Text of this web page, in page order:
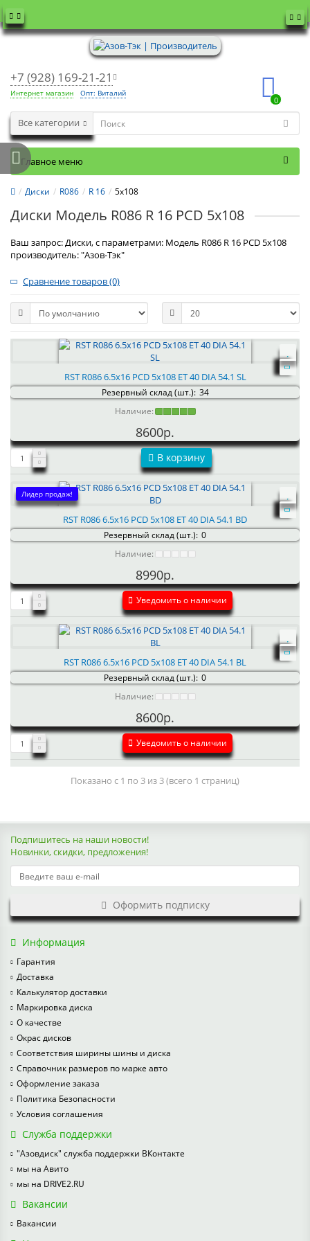
+7 (928) 169-21-21
Интернет магазин Опт: Виталий
0
Все категории
Главное меню
Диски R086 R 16 5x108
Диски Модель R086 R 16 PCD 5x108
Ваш запрос: Диски, с параметрами: Модель R086 R 16 PCD 5x108
производитель: "Азов-Тэк"
Сравнение товаров (0)
RST R086 6.5x16 PCD 5x108 ET 40 DIA 54.1 SL
Резервный склад (шт.): 34
Наличие:
8600р.
В корзину
Лидер продаж!
RST R086 6.5x16 PCD 5x108 ET 40 DIA 54.1 BD
Резервный склад (шт.): 0
Наличие:
8990р.
Уведомить о наличии
RST R086 6.5x16 PCD 5x108 ET 40 DIA 54.1 BL
Резервный склад (шт.): 0
Наличие:
8600р.
Уведомить о наличии
Показано с 1 по 3 из 3 (всего 1 страниц)
Подпишитесь на наши новости!
Новинки, скидки, предложения!
Оформить подписку
Информация
Гарантия
Доставка
Калькулятор доставки
Маркировка диска
О качестве
Окрас дисков
Соответствия ширины шины и диска
Справочник размеров по марке авто
Оформление заказа
Политика Безопасности
Условия соглашения
Служба поддержки
"Азовдиск" служба поддержки ВКонтакте
мы на Авито
мы на DRIVE2.RU
Вакансии
Вакансии